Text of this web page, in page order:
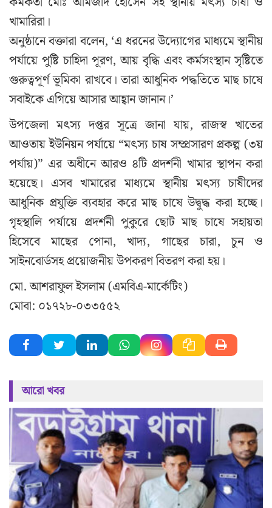
খামারিরা।
অনুষ্ঠানে বক্তারা বলেন, ‘এ ধরনের উদ্যোগের মাধ্যমে স্থানীয়
পর্যায়ে পুষ্টি চাহিদা পূরণ, আয় বৃদ্ধি এবং কর্মসংস্থান সৃষ্টিতে
গুরুত্বপূর্ণ ভূমিকা রাখবে। তারা আধুনিক পদ্ধতিতে মাছ চাষে
সবাইকে এগিয়ে আসার আহ্বান জানান।’
উপজেলা মৎস্য দপ্তর সূত্রে জানা যায়, রাজস্ব খাতের
আওতায় ইউনিয়ন পর্যায়ে “মৎস্য চাষ সম্প্রসারণ প্রকল্প (৩য়
পর্যায়)” এর অধীনে আরও ৪টি প্রদর্শনী খামার স্থাপন করা
হয়েছে। এসব খামারের মাধ্যমে স্থানীয় মৎস্য চাষীদের
আধুনিক প্রযুক্তি ব্যবহার করে মাছ চাষে উদ্বুদ্ধ করা হচ্ছে।
গৃহস্থালি পর্যায়ে প্রদর্শনী পুকুরে ছোট মাছ চাষে সহায়তা
হিসেবে মাছের পোনা, খাদ্য, গাছের চারা, চুন ও
সাইনবোর্ডসহ প্রয়োজনীয় উপকরণ বিতরণ করা হয়।
মো. আশরাফুল ইসলাম (এমবিএ-মার্কেটিং)
মোবা: ০১৭২৮-০৩৩৫৫২
আরো খবর